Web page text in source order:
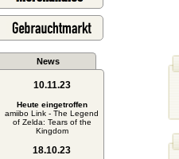
News
10.11.23
Heute eingetroffen
amiibo Link - The Legend
of Zelda: Tears of the
Kingdom
18.10.23